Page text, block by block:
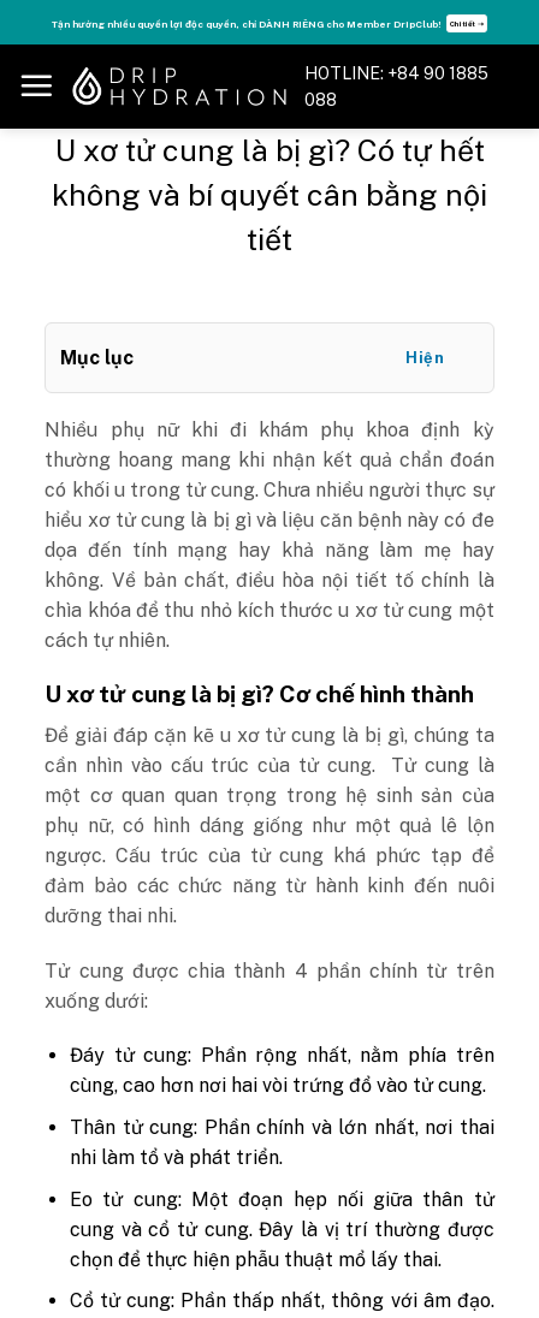
to
content
Tận hưởng nhiều quyền lợi độc quyền, chỉ DÀNH RIÊNG cho Member DripClub! Chi tiết ➝
HOTLINE: +84 90 1885
088
U xơ tử cung là bị gì? Có tự hết
không và bí quyết cân bằng nội
tiết
Mục lục Hiện
Nhiều phụ nữ khi đi khám phụ khoa định kỳ
thường hoang mang khi nhận kết quả chẩn đoán
có khối u trong tử cung. Chưa nhiều người thực sự
hiểu xơ tử cung là bị gì và liệu căn bệnh này có đe
dọa đến tính mạng hay khả năng làm mẹ hay
không. Về bản chất, điều hòa nội tiết tố chính là
chìa khóa để thu nhỏ kích thước u xơ tử cung một
cách tự nhiên.
U xơ tử cung là bị gì? Cơ chế hình thành
Để giải đáp cặn kẽ u xơ tử cung là bị gì, chúng ta
cần nhìn vào cấu trúc của tử cung. Tử cung là
một cơ quan quan trọng trong hệ sinh sản của
phụ nữ, có hình dáng giống như một quả lê lộn
ngược. Cấu trúc của tử cung khá phức tạp để
đảm bảo các chức năng từ hành kinh đến nuôi
dưỡng thai nhi.
Tử cung được chia thành 4 phần chính từ trên
xuống dưới:
Đáy tử cung: Phần rộng nhất, nằm phía trên
cùng, cao hơn nơi hai vòi trứng đổ vào tử cung.
Thân tử cung: Phần chính và lớn nhất, nơi thai
nhi làm tổ và phát triển.
Eo tử cung: Một đoạn hẹp nối giữa thân tử
cung và cổ tử cung. Đây là vị trí thường được
chọn để thực hiện phẫu thuật mổ lấy thai.
Cổ tử cung: Phần thấp nhất, thông với âm đạo.